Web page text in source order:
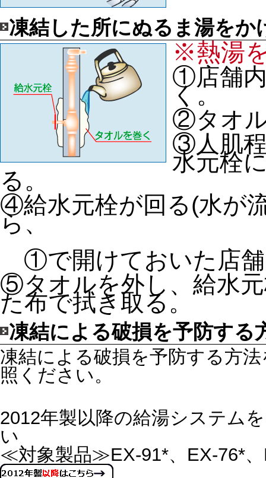
凍結した所にぬるま湯をか
※熱湯
①店舗
く。
②タオ
③人肌
水元栓
る。
④給水元栓が回る(水が
ら、
①で開けておいた店舗
⑤タオルを外し、給水
た布で拭き取る。
凍結による破損を予防する
凍結による破損を予防する方
照ください。
2012年製以降の給湯システム
い
≪対象製品≫EX-91*、EX-76*、